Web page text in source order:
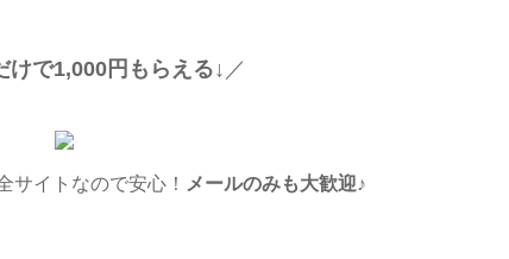
けで1,000円もらえる↓ ／
サイトなので安心！ メールのみも大歓迎♪